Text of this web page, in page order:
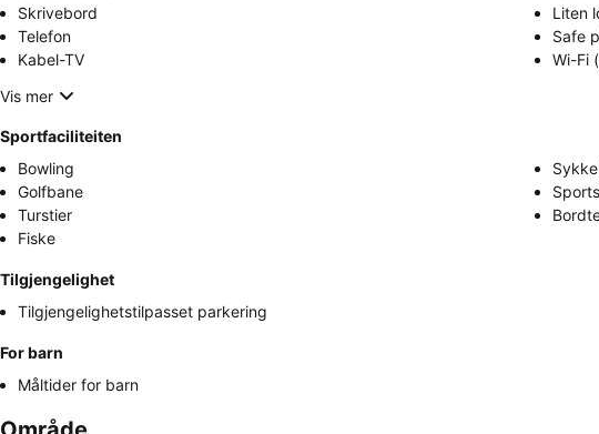
Skrivebord
Liten
Telefon
Safe
Kabel-TV
Wi-Fi
Vis mer
Sportfaciliteiten
Bowling
Golfbane
Turstier
Fiske
Tilgjengelighet
Tilgjengelighetstilpasset parkering
For barn
Måltider for barn